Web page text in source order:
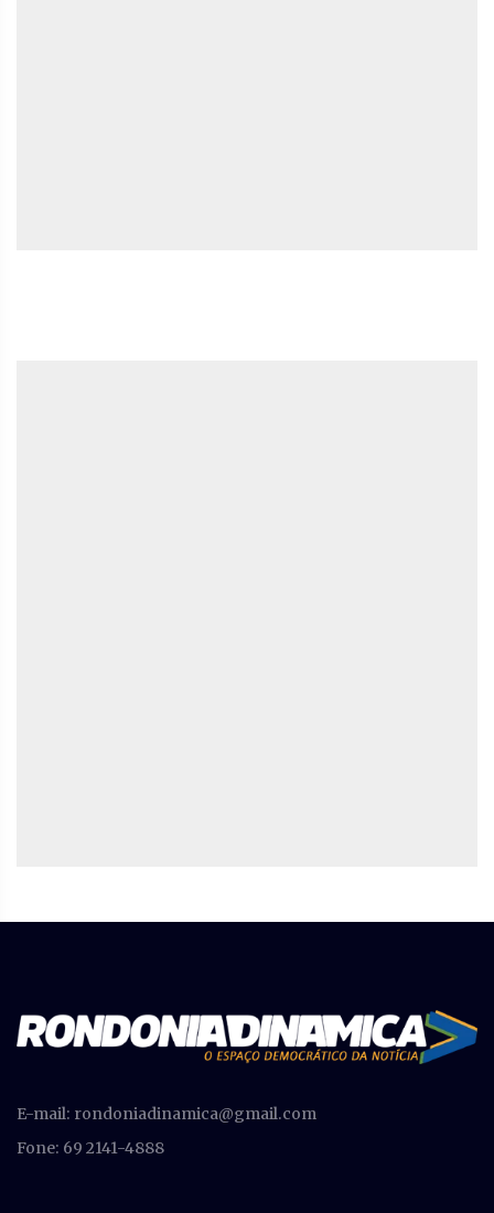
E-mail: rondoniadinamica@gmail.com
Fone: 69 2141-4888